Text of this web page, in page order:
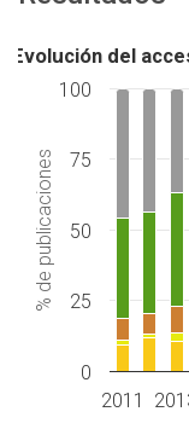
% de publicaciones
Evolución del
2011
0
25
50
75
100